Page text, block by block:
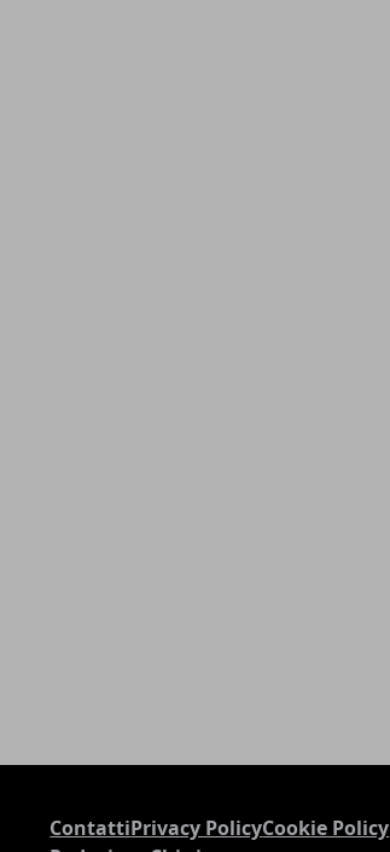
ContattiPrivacy PolicyCookie Policy